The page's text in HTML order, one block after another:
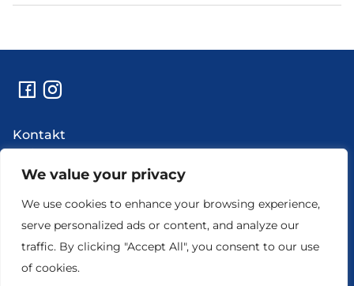
We value your privacy
We use cookies to enhance your browsing experience,
serve personalized ads or content, and analyze our
traffic. By clicking "Accept All", you consent to our use
of cookies.
Kontakt
Abi
Uudised
Ettevõtte andmed